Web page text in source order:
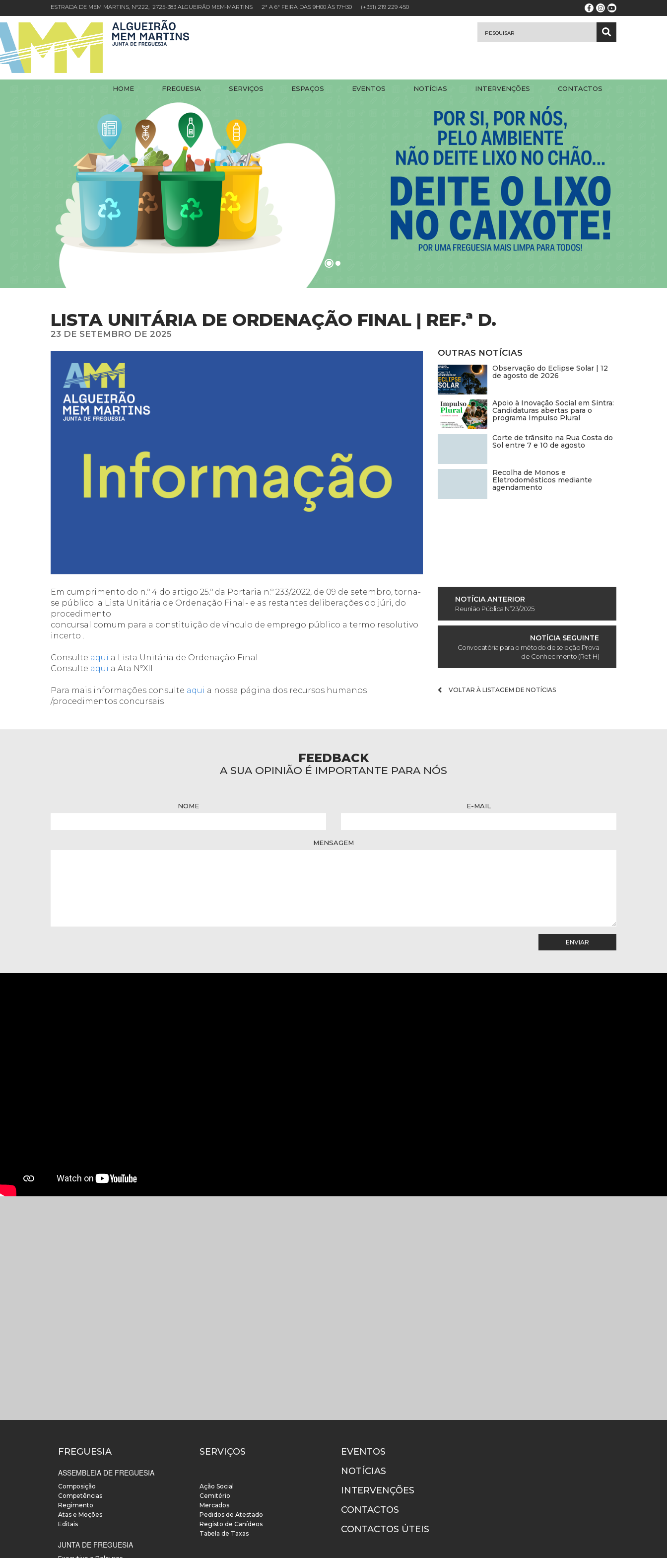
ESTRADA DE MEM MARTINS, Nº222, 2725-383 ALGUEIRÃO MEM-MARTINS 2ª A 6ª FEIRA DAS 9H00 ÀS 17H30 (+351) 219 229 450
HOME FREGUESIA SERVIÇOS ESPAÇOS EVENTOS NOTÍCIAS INTERVENÇÕES CONTACTOS
LISTA UNITÁRIA DE ORDENAÇÃO FINAL | REF.ª D.
23 DE SETEMBRO DE 2025
OUTRAS NOTÍCIAS
Observação do Eclipse Solar | 12
de agosto de 2026
Apoio à Inovação Social em Sintra:
Candidaturas abertas para o
programa Impulso Plural
Corte de trânsito na Rua Costa do
Sol entre 7 e 10 de agosto
Recolha de Monos e
Eletrodomésticos mediante
agendamento
Em cumprimento do n.º 4 do artigo 25.º da Portaria n.º 233/2022, de 09 de setembro, torna-
se público a Lista Unitária de Ordenação Final- e as restantes deliberações do júri, do
procedimento
concursal comum para a constituição de vínculo de emprego público a termo resolutivo
incerto .
Consulte aqui a Lista Unitária de Ordenação Final
Consulte aqui a Ata NºXII
Para mais informações consulte aqui a nossa página dos recursos humanos
/procedimentos concursais
NOTÍCIA ANTERIOR
Reunião Pública Nº23/2025
NOTÍCIA SEGUINTE
Convocatória para o método de seleção Prova
de Conhecimento (Ref. H)
VOLTAR À LISTAGEM DE NOTÍCIAS
FEEDBACK
A SUA OPINIÃO É IMPORTANTE PARA NÓS
NOME E-MAIL
MENSAGEM
ENVIAR
FREGUESIA
ASSEMBLEIA DE FREGUESIA
Composição
Competências
Regimento
Atas e Moções
Editais
JUNTA DE FREGUESIA
SERVIÇOS
Ação Social
Cemitério
Mercados
Pedidos de Atestado
Registo de Canídeos
Tabela de Taxas
EVENTOS
NOTÍCIAS
INTERVENÇÕES
CONTACTOS
CONTACTOS ÚTEIS